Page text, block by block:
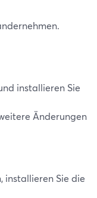
installieren Sie
Änderungen
installieren Sie die